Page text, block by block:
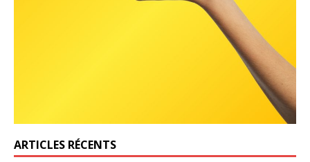
ARTICLES RÉCENTS